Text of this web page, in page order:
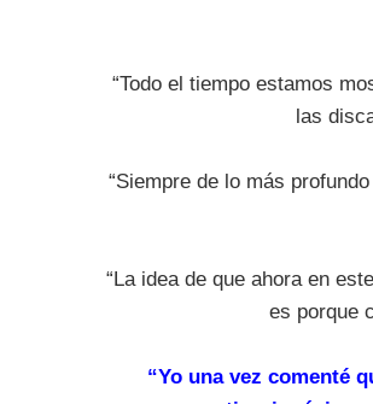
“Todo el tiempo estamos
las
“Siempre de lo más
“La idea de que ahora en
es porque
“Yo una vez comenté